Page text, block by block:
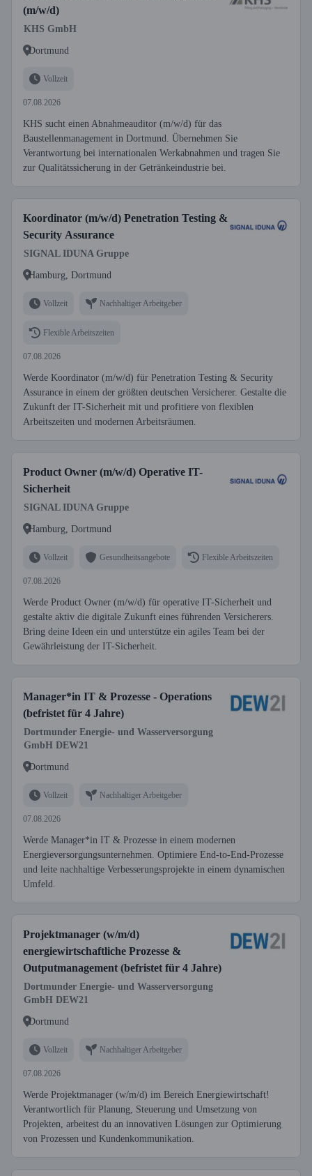
(m/w/d)
KHS GmbH
Dortmund
Vollzeit
07.08.2026
KHS sucht einen Abnahmeauditor (m/w/d) für das
Baustellenmanagement in Dortmund. Übernehmen Sie
Verantwortung bei internationalen Werkabnahmen und tragen Sie
zur Qualitätssicherung in der Getränkeindustrie bei.
Koordinator (m/w/d) Penetration Testing &
Security Assurance
SIGNAL IDUNA Gruppe
Hamburg, Dortmund
Vollzeit Nachhaltiger Arbeitgeber
Flexible Arbeitszeiten
07.08.2026
Werde Koordinator (m/w/d) für Penetration Testing & Security
Assurance in einem der größten deutschen Versicherer. Gestalte die
Zukunft der IT-Sicherheit mit und profitiere von flexiblen
Arbeitszeiten und modernen Arbeitsräumen.
Product Owner (m/w/d) Operative IT-
Sicherheit
SIGNAL IDUNA Gruppe
Hamburg, Dortmund
Vollzeit Gesundheitsangebote Flexible Arbeitszeiten
07.08.2026
Werde Product Owner (m/w/d) für operative IT-Sicherheit und
gestalte aktiv die digitale Zukunft eines führenden Versicherers.
Bring deine Ideen ein und unterstütze ein agiles Team bei der
Gewährleistung der IT-Sicherheit.
Manager*in IT & Prozesse - Operations
(befristet für 4 Jahre)
Dortmunder Energie- und Wasserversorgung
GmbH DEW21
Dortmund
Vollzeit Nachhaltiger Arbeitgeber
07.08.2026
Werde Manager*in IT & Prozesse in einem modernen
Energieversorgungsunternehmen. Optimiere End-to-End-Prozesse
und leite nachhaltige Verbesserungsprojekte in einem dynamischen
Umfeld.
Projektmanager (w/m/d)
energiewirtschaftliche Prozesse &
Outputmanagement (befristet für 4 Jahre)
Dortmunder Energie- und Wasserversorgung
GmbH DEW21
Dortmund
Vollzeit Nachhaltiger Arbeitgeber
07.08.2026
Werde Projektmanager (w/m/d) im Bereich Energiewirtschaft!
Verantwortlich für Planung, Steuerung und Umsetzung von
Projekten, arbeitest du an innovativen Lösungen zur Optimierung
von Prozessen und Kundenkommunikation.